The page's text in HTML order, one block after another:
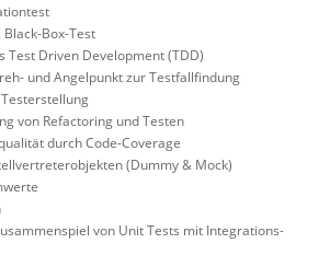
Box-Test
Test Driven Development (TDD)
und Angelpunkt zur Testfallfindung
von Refactoring und Testen
durch Code-Coverage
(Dummy & Mock)
von Unit Tests mit Integrations-